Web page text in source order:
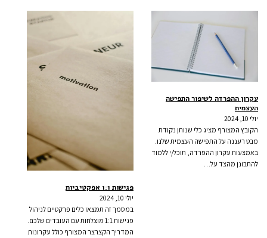
עקרון ההפרדה לשיפור התפישה
העצמית
יולי 10, 2024
הקובץ המצורף מציג כלי שנותן נקודת
מבט רעננה על התפישה העצמית שלנו.
באמצעות עקרון ההפרדה, תוכל/י ללמוד
להתבונן מהצד על…
פגישות 1:1 אפקטיביות
יולי 10, 2024
במסמך זה תמצאו כלים פרקטיים לניהול
פגישות 1:1 מוצלחות עם העובדים שלכם.
המדריך הקצרצר המצורף כולל עקרונות